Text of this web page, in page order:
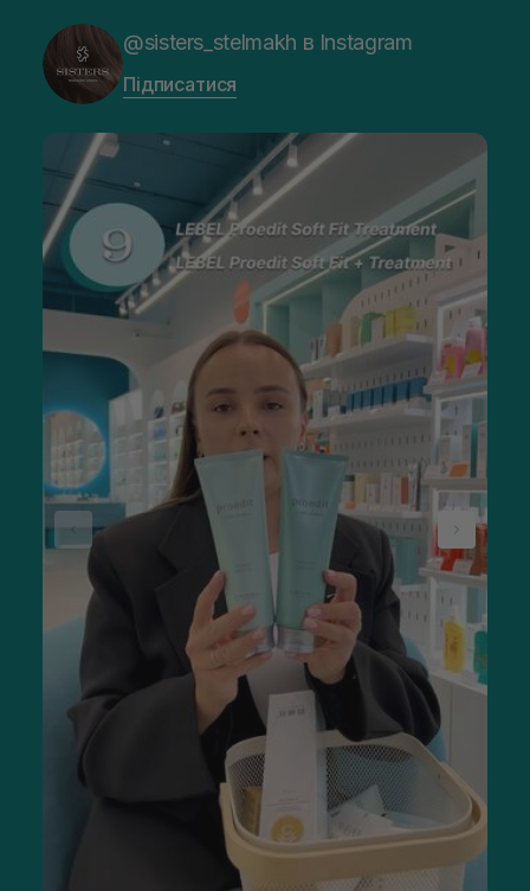
@sisters_stelmakh в Instagram
Підписатися